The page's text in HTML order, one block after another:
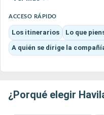
La experiencia se centra en el
paisajes noruegos, con una
fiordos, las montañas y los
tranquilo. Las escalas
noche, en verano como en
A bordo, el ambiente es
inspirado en el diseño
ACCESO RÁPIDO
Los itinerarios
Lo que
A quién se dirige la
¿Porqué elegir